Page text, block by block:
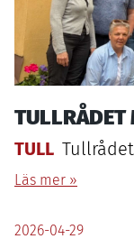
TULL
Läs mer »
2026-04-29